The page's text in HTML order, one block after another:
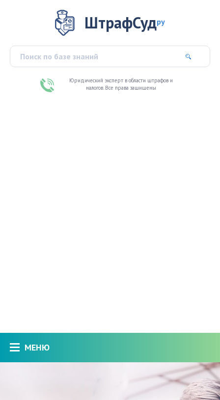
ШтрафСудру
Юридический эксперт в области штрафов и
налогов. Все права защищены
МЕНЮ